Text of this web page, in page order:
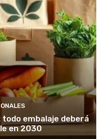
todo embalaje deberá
en 2030